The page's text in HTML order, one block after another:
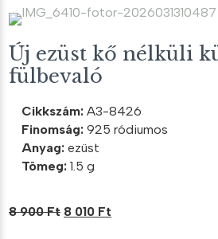
200 Ft.
480 Ft.
Új ezüst kő nélküli
fülbevaló
Cikkszám: A3-8426
Finomság: 925 ródiumos
Anyag: ezüst
Tömeg: 1.5 g
8 900Ft Original
8 010 Ft